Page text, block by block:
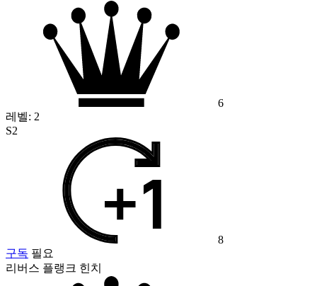
6
레벨: 2
S2
8
구독 필요
리버스 플랭크 힌치